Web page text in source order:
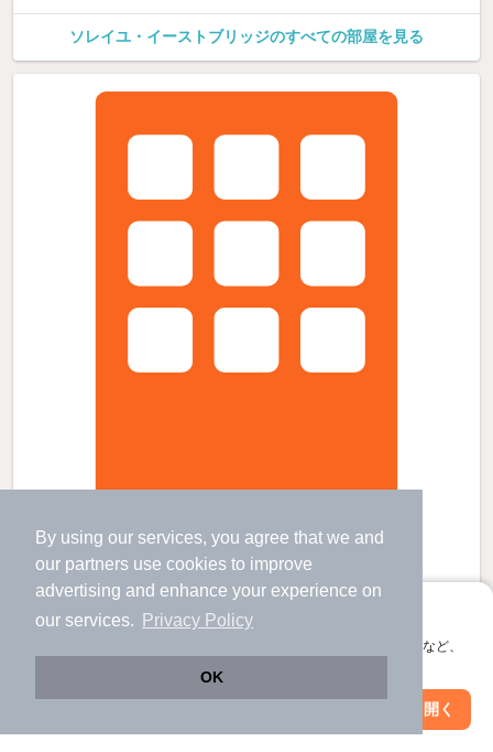
By using our services, you agree that we and
our partners use cookies to improve
advertising and enhance your experience on
our services.
Privacy Policy
OK
アプリに切り替えて、サクサクお部屋探し
会員登録なしですぐ使える。マップ検索やお気に入り保存など、
アプリを開く
ソレイユ・イーストブリッジのすべての部屋を見る
カノンの賃貸物件
古庄駅 歩 46分 （静鉄）
草薙駅 バス
分 （静鉄
県立美術館前駅 歩40分 （静鉄）
静岡県静岡市葵区瀬名３丁目
2階建 / 7年11ヶ月 / 木造
絞り込み条件を変更